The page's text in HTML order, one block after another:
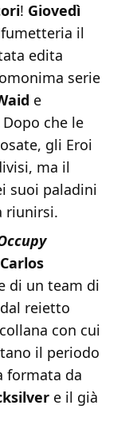
! Giovedì
il
edita
serie
e
Dopo che le
gli Eroi
ma il
suoi paladini
riunirsi.
Carlos
di un team di
reietto
con cui
il periodo
formata da
e il già